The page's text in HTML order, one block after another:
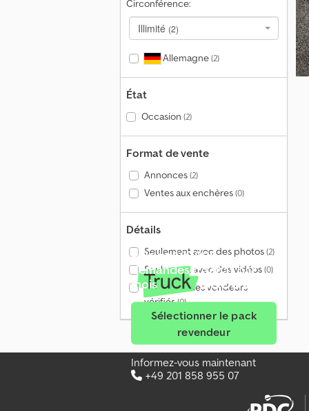
Circonférence:
Illimité (2)
Allemagne(2)
État
Occasion (2)
Format de vente
Annonces(2)
Ventes aux enchères(0)
Détails
Seulement avec des photos(2)
Seulement avec des vidéos(0)
Seulement les vendeurs
vérifiés(0)
Plus de 140 000
demandes d'achat par
mois
Sélectionner le pack
revendeur
Informez-vous maintenant
+49 201 858 955 07